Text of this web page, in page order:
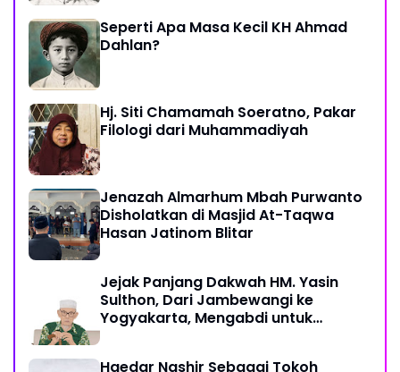
Seperti Apa Masa Kecil KH Ahmad
Dahlan?
Hj. Siti Chamamah Soeratno, Pakar
Filologi dari Muhammadiyah
Jenazah Almarhum Mbah Purwanto
Disholatkan di Masjid At-Taqwa
Hasan Jatinom Blitar
Jejak Panjang Dakwah HM. Yasin
Sulthon, Dari Jambewangi ke
Yogyakarta, Mengabdi untuk
Haedar Nashir Sebagai Tokoh